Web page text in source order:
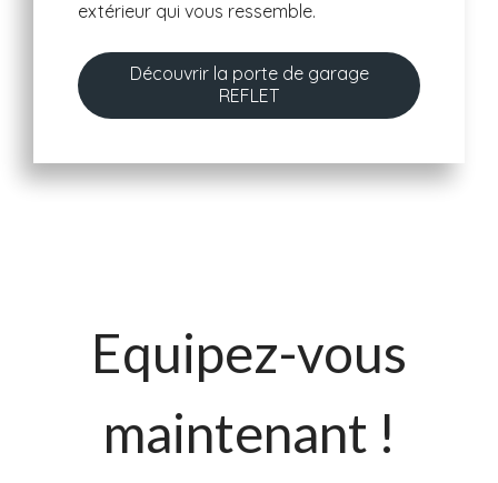
extérieur qui vous ressemble.
Découvrir la porte de garage
REFLET
Equipez-vous
maintenant !